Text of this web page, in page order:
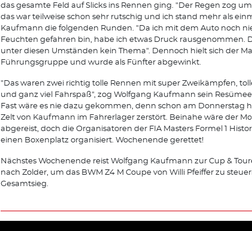
das gesamte Feld auf Slicks ins Rennen ging. "Der Regen zog
das war teilweise schon sehr rutschig und ich stand mehr als
Kaufmann die folgenden Runden. "Da ich mit dem Auto noch
Feuchten gefahren bin, habe ich etwas Druck rausgenommen.
unter diesen Umständen kein Thema". Dennoch hielt sich der
Führungsgruppe und wurde als Fünfter abgewinkt.
"Das waren zwei richtig tolle Rennen mit super Zweikämpfen,
und ganz viel Fahrspaß", zog Wolfgang Kaufmann sein
Fast wäre es nie dazu gekommen, denn schon am Donnerstag
Zelt von Kaufmann im Fahrerlager zerstört. Beinahe wäre der
abgereist, doch die Organisatoren der FIA Masters Formel 1
einen Boxenplatz organisiert. Wochenende gerettet!
Nächstes Wochenende reist Wolfgang Kaufmann zur Cup &
nach Zolder, um das BWM Z4 M Coupe von Willi Pfeiffer zu
Gesamtsieg.